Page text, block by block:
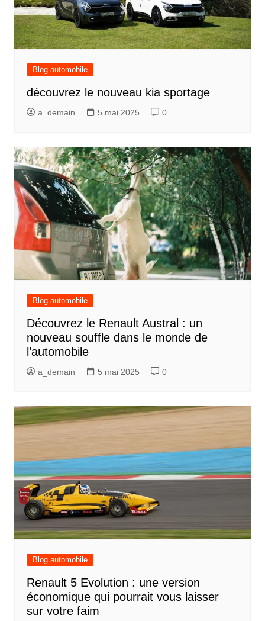
Blog automobile
découvrez le nouveau kia sportage
a_demain 5 mai 2025 0
Blog automobile
Découvrez le Renault Austral : un
nouveau souffle dans le monde de
l’automobile
a_demain 5 mai 2025 0
Blog automobile
Renault 5 Evolution : une version
économique qui pourrait vous laisser
sur votre faim